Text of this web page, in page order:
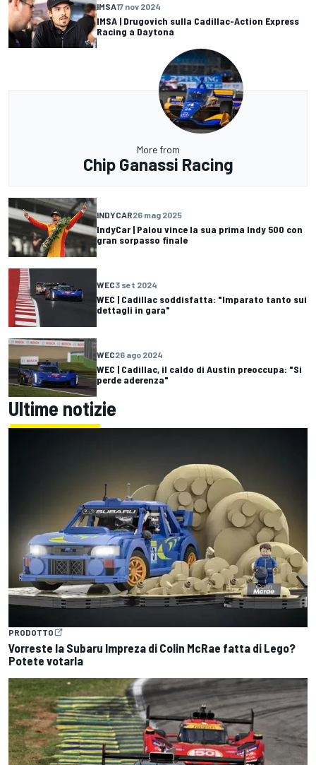
IMSA17 nov 2024
IMSA | Drugovich sulla Cadillac-Action Express
Racing a Daytona
More from
Chip Ganassi Racing
INDYCAR26 mag 2025
IndyCar | Palou vince la sua prima Indy 500 con
gran sorpasso finale
WEC3 set 2024
WEC | Cadillac soddisfatta: "Imparato tanto sui
dettagli in gara"
WEC26 ago 2024
WEC | Cadillac, il caldo di Austin preoccupa: "Si
perde aderenza"
Ultime notizie
PRODOTTO
Vorreste la Subaru Impreza di Colin McRae fatta di Lego?
Potete votarla